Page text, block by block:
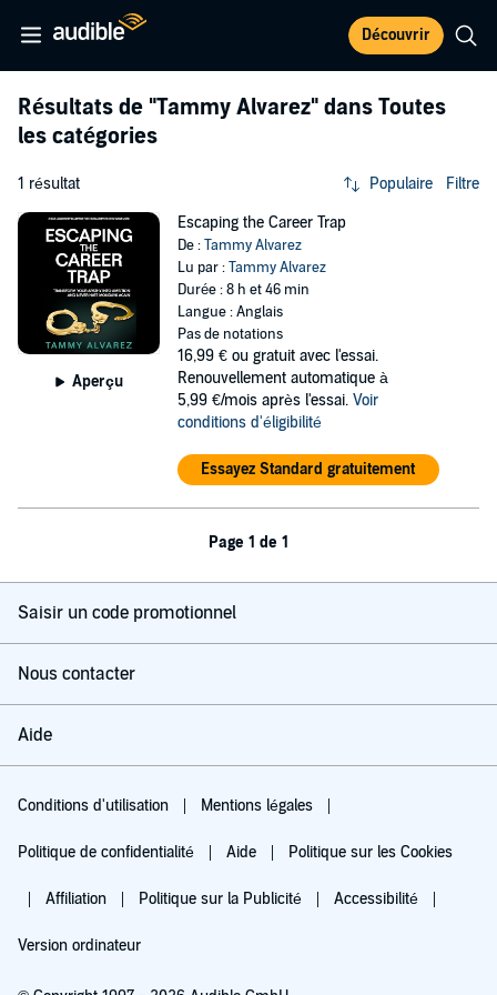
Découvrir
Résultats de "Tammy Alvarez" dans Toutes
les catégories
1 résultat Populaire Filtre
Aperçu
Escaping the Career Trap
De :Tammy Alvarez
Lu par :Tammy Alvarez
Durée : 8 h et 46 min
Langue : Anglais
Pas de notations
16,99 € ou gratuit avec l'essai.
Renouvellement automatique à
5,99 €/mois après l'essai. Voir
conditions d'éligibilité
Essayez Standard gratuitement
Page 1 de 1
Saisir un code promotionnel
Nous contacter
Aide
Conditions d'utilisation Mentions légales
Politique de confidentialité Aide Politique sur les Cookies
Affiliation Politique sur la Publicité Accessibilité
Version ordinateur